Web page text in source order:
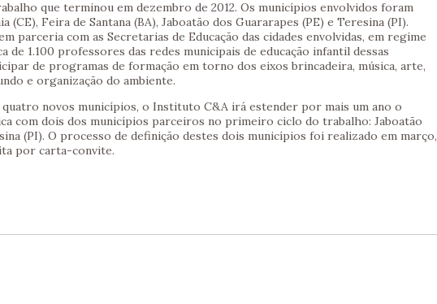
que terminou em dezembro de 2012. Os municípios envolvidos foram
(CE), Feira de Santana (BA), Jaboatão dos Guararapes (PE) e Teresina (PI).
parceria com as Secretarias de Educação das cidades envolvidas, em regime
de 1.100 professores das redes municipais de educação infantil dessas
de programas de formação em torno dos eixos brincadeira, música, arte,
e organização do ambiente.
quatro novos municípios, o Instituto C&A irá estender por mais um ano o
com dois dos municípios parceiros no primeiro ciclo do trabalho: Jaboatão
(PI). O processo de definição destes dois municípios foi realizado em março,
por carta-convite.